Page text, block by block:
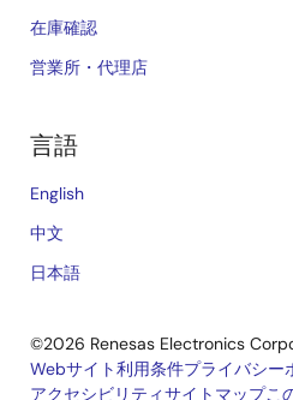
在庫確認
営業所・代理店
言語
English
中文
日本語
©2026 Renesas Electronics
Webサイト利用条件プライバシー
アクセシビリティサイトマップこ